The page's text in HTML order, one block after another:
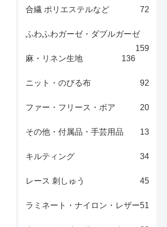
合繊 ポリエステルなど 72
ふわふわガーゼ・ダブルガーゼ
159
麻・リネン生地
136
ニット・のびる布 92
ファー・フリース・ボア 20
その他・付属品・手芸用品 13
キルティング 34
レース 刺しゅう 45
ラミネート・ナイロン・レザー51